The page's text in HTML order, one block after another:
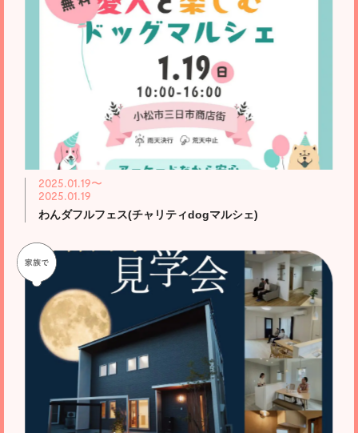
2025.01.19〜
2025.01.19
わんダフルフェス(チャリティdogマルシェ)